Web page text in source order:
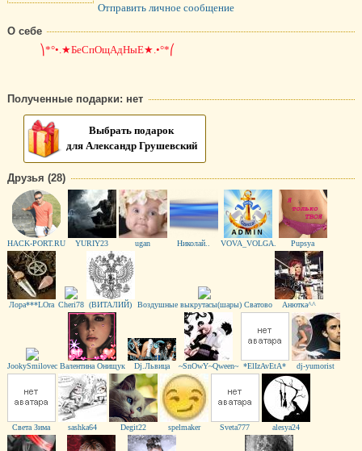
Отправить личное сообщение
О себе
⎞*°•.★БеСпОщАдНыЕ★.•°*⎛
Полученные подарки: нет
Выбрать подарок
для Александр Грушевский
Друзья (28)
HACK-PORT.RU YURIY23 ugan Николай.. VOVA_VOLGA. Pupsya
Лора***LOra Cheri78 (ВИТАЛИЙ) Воздушные выкрутасы(шары) Сватово Анютка^^
JookySmilovec Валентина Онищук Dj.Львица ~SnOwY~Qween~ *ElIzAvEtA* dj-yumorist
Света Зима sashka64 Degit22 spelmaker Sveta777 alesya24